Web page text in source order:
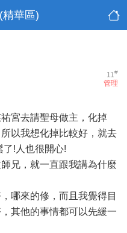
精華區)
11#
管理
宮去請聖母做主，化掉
以我想化掉比較好，就去
了!人也很開心!
兄，就一直跟我講為什麼
哪來的修，而且我覺得目
其他的事情都可以先緩一